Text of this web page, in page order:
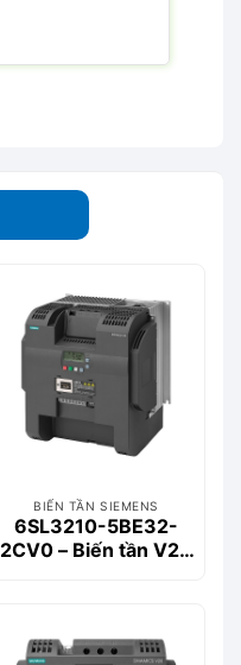
BIẾN TẦN SIEMENS
6SL3210-5BE32-
2CV0 – Biến tần V20